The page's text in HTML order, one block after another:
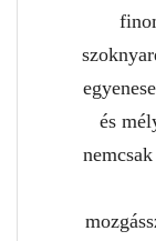
és